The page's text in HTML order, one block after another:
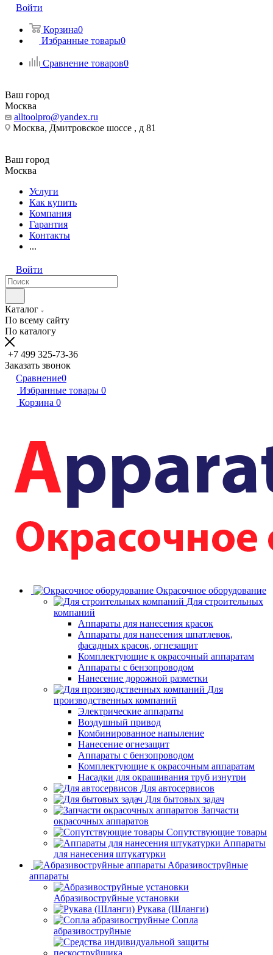
Войти
Корзина0
Избранные товары0
Сравнение товаров0
Ваш город
Москва
alltoolpro@yandex.ru
Москва, Дмитровское шоссе , д 81
Ваш город
Москва
Услуги
Как купить
Компания
Гарантия
Контакты
...
Войти
Каталог
По всему сайту
По каталогу
+7 499 325-73-36
Заказать звонок
Сравнение0
Избранные товары 0
Корзина 0
Окрасочное оборудование
Для строительных
компаний
Аппараты для нанесения красок
Аппараты для нанесения шпатлевок,
фасадных красок, огнезащит
Комплектующие к окрасочный аппаратам
Аппараты с бензопроводом
Нанесение дорожной разметки
Для
производственных компаний
Электрические аппараты
Воздушный привод
Комбинированное напыление
Нанесение огнезащит
Аппараты с бензопроводом
Комплектующие к окрасочным аппаратам
Насадки для окрашивания труб изнутри
Для автосервисов
Для бытовых задач
Запчасти
окрасочных аппаратов
Сопутствующие товары
Аппараты
для нанесения штукатурки
Aбразивоструйные
аппараты
Абразивоструйные установки
Рукава (Шланги)
Сопла
абразивоструйные